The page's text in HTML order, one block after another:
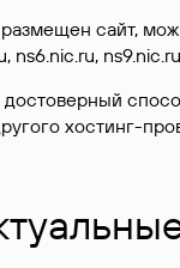
размещен сайт,
ns6.nic.ru,
хостинг-